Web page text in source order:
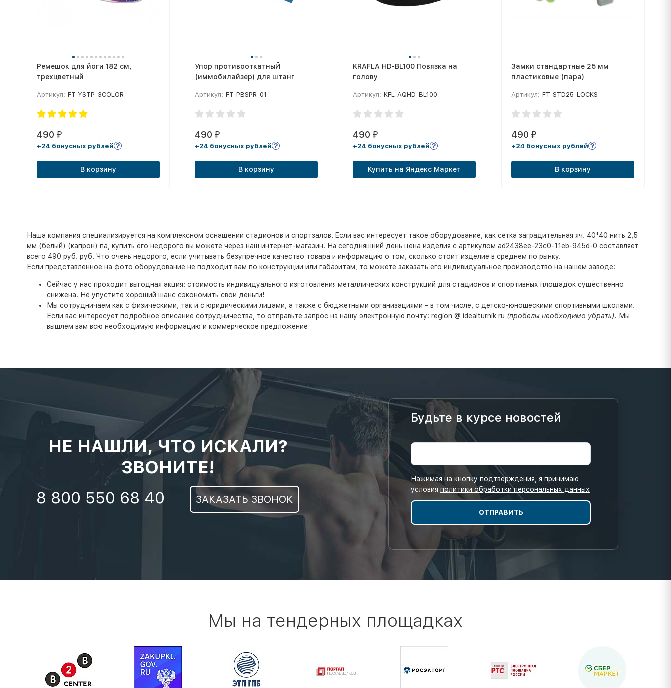
Ремешок для йоги 182 см,
трехцветный
Артикул: FT-YSTP-3COLOR
490 ₽
+24 бонусных рублей
В корзину
Упор противооткатныЙ
(иммобилайзер) для штанг
Артикул: FT-PBSPR-01
490₽
+24 бонусных рублей
В корзину
KRAFLA HD-BL100 Повязка на
голову
Артикул: KFL-AQHD-BL100
490 ₽
+24 бонусных рублей
Купить на Яндекс Маркет
Замки стандартные 25 мм
пластиковые (пара)
Артикул: FT-STD25-LOCKS
490 ₽
+24 бонусных рублей
В корзину
Наша компания специализируется на комплексном оснащении стадионов и спортзалов. Если вас интересует такое оборудование, как сетка заградительная яч. 40*40 нить 2,5
мм (белый) (капрон) па, купить его недорого вы можете через наш интернет-магазин. На сегодняшний день цена изделия с артикулом ad2438ee-23c0-11eb-945d-0 составляет
всего 490 руб. руб. Что очень недорого, если учитывать безупречное качество товара и информацию о том, сколько стоит изделие в среднем по рынку.
Если представленное на фото оборудование не подходит вам по конструкции или габаритам, то можете заказать его индивидуальное производство на нашем заводе:
Сейчас у нас проходит выгодная акция: стоимость индивидуального изготовления металлических конструкций для стадионов и спортивных площадок существенно
снижена. Не упустите хороший шанс сэкономить свои деньги!
Мы сотрудничаем как с физическими, так и с юридическими лицами, а также с бюджетными организациями – в том числе, с детско-юношескими спортивными школами.
Если вас интересует подробное описание сотрудничества, то отправьте запрос на нашу электронную почту: region @ idealturnik ru (пробелы необходимо убрать). Мы
вышлем вам всю необходимую информацию и коммерческое предложение
НЕ НАШЛИ, ЧТО ИСКАЛИ?
ЗВОНИТЕ!
8 800 550 68 40 ЗАКАЗАТЬ ЗВОНОК
Будьте в курсе новостей
Нажимая на кнопку подтверждения, я принимаю
условия политики обработки персональных данных
Мы на тендерных площадках